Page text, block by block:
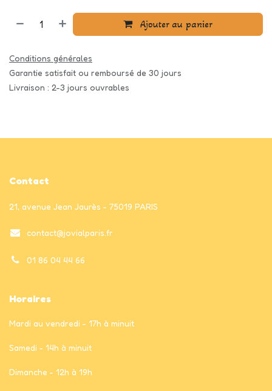
Ajouter au panier
Conditions générales
Garantie satisfait ou remboursé de 30 jours
Livraison : 2-3 jours ouvrables
Contact
21, avenue Jean Jaurès - 75019 PARIS
contact@jovialparis.fr
01 86 04 44 66
Horaires
Mardi au vendredi - 17h à minuit
Samedi - 14h à minuit
Dimanche - 12h à 19h